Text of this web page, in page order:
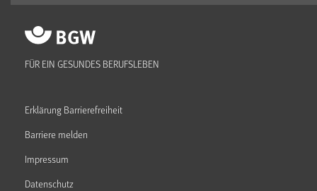
FÜR EIN GESUNDES BERUFSLEBEN
Erklärung Barrierefreiheit
Barriere melden
Impressum
Datenschutz